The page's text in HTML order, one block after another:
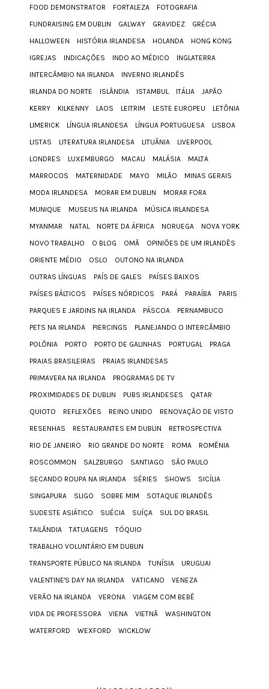
FOOD DEMONSTRATOR
FORTALEZA
FOTOGRAFIA
FUNDRAISING EM DUBLIN
GALWAY GRAVIDEZ
GRÉCIA
HALLOWEEN
HISTÓRIA IRLANDESA HOLANDA
HONG KONG
IGREJAS
INDICAÇÕES INDO AO MÉDICO
INGLATERRA
INTERCÂMBIO NA IRLANDA
INVERNO IRLANDÊS
IRLANDA DO NORTE
ISLÂNDIA ISTAMBUL ITÁLIA
JAPÃO
KERRY
KILKENNY LAOS LEITRIM LESTE EUROPEU
LETÔNIA
LIMERICK
LÍNGUA IRLANDESA LÍNGUA PORTUGUESA
LISBOA
LISTAS
LITERATURA IRLANDESA LITUÂNIA
LIVERPOOL
LONDRES
LUXEMBURGO MACAU MALÁSIA
MALTA
MARROCOS
MATERNIDADE MAYO MILÃO
MINAS GERAIS
MODA IRLANDESA
MORAR EM DUBLIN
MORAR FORA
MUNIQUE
MUSEUS NA IRLANDA
MÚSICA IRLANDESA
MYANMAR
NATAL NORTE DA ÁFRICA NORUEGA
NOVA YORK
NOVO TRABALHO
O BLOG OMÃ
OPINIÕES DE UM IRLANDÊS
ORIENTE MÉDIO
OSLO
OUTONO NA IRLANDA
OUTRAS LÍNGUAS
PAÍS DE GALES
PAÍSES BAIXOS
PAÍSES BÁLTICOS
PAÍSES NÓRDICOS PARÁ PARAÍBA
PARIS
PARQUES E JARDINS NA IRLANDA
PÁSCOA
PERNAMBUCO
PETS NA IRLANDA
PIERCINGS
PLANEJANDO O INTERCÂMBIO
POLÔNIA
PORTO PORTO DE GALINHAS PORTUGAL
PRAGA
PRAIAS BRASILEIRAS
PRAIAS IRLANDESAS
PRIMAVERA NA IRLANDA
PROGRAMAS DE TV
PROXIMIDADES DE DUBLIN
PUBS IRLANDESES
QATAR
QUIOTO
REFLEXÕES REINO UNIDO
RENOVAÇÃO DE VISTO
RESENHAS
RESTAURANTES EM DUBLIN
RETROSPECTIVA
RIO DE JANEIRO
RIO GRANDE DO NORTE ROMA
ROMÊNIA
ROSCOMMON
SALZBURGO SANTIAGO
SÃO PAULO
SECANDO ROUPA NA IRLANDA
SÉRIES SHOWS
SICÍLIA
SINGAPURA
SLIGO SOBRE MIM
SOTAQUE IRLANDÊS
SUDESTE ASIÁTICO
SUÉCIA SUÍÇA
SUL DO BRASIL
TAILÂNDIA
TATUAGENS
TÓQUIO
TRABALHO VOLUNTÁRIO EM DUBLIN
TRANSPORTE PÚBLICO NA IRLANDA
TUNÍSIA
URUGUAI
VALENTINE'S DAY NA IRLANDA
VATICANO
VENEZA
VERÃO NA IRLANDA
VERONA
VIAGEM COM BEBÊ
VIDA DE PROFESSORA
VIENA VIETNÃ
WASHINGTON
WATERFORD
WEXFORD WICKLOW